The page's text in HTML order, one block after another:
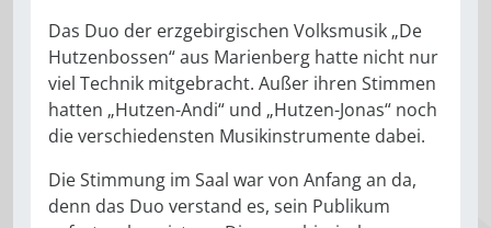
Das Duo der erzgebirgischen Volksmusik „De
Hutzenbossen“ aus Marienberg hatte nicht nur
viel Technik mitgebracht. Außer ihren Stimmen
hatten „Hutzen-Andi“ und „Hutzen-Jonas“ noch
die verschiedensten Musikinstrumente dabei.
Die Stimmung im Saal war von Anfang an da,
denn das Duo verstand es, sein Publikum